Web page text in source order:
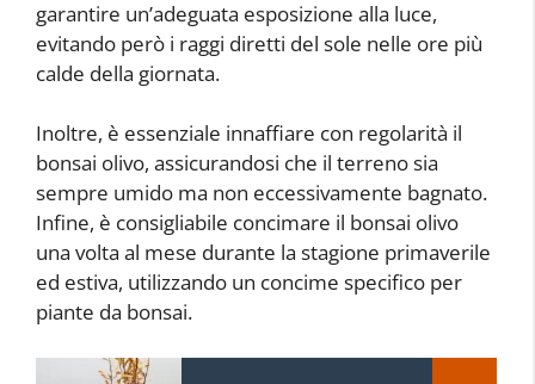
garantire un’adeguata esposizione alla luce,
evitando però i raggi diretti del sole nelle ore più
calde della giornata.
Inoltre, è essenziale innaffiare con regolarità il
bonsai olivo, assicurandosi che il terreno sia
sempre umido ma non eccessivamente bagnato.
Infine, è consigliabile concimare il bonsai olivo
una volta al mese durante la stagione primaverile
ed estiva, utilizzando un concime specifico per
piante da bonsai.